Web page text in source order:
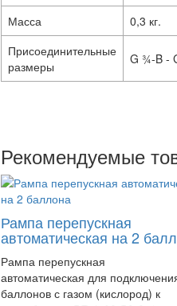
Масса
0,3 кг.
Присоединительные
размеры
G ¾-B -
Рекомендуемые
Рампа перепускная
автоматическая на 2
Рампа перепускная
автоматическая для
баллонов с газом (кислород) к